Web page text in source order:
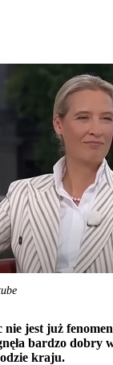
jest już
bardzo dobry
kraju.